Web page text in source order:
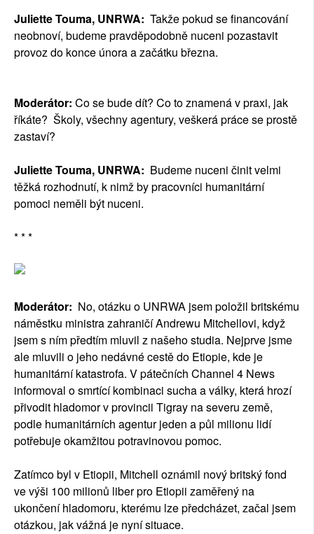
Juliette Touma, UNRWA: Takže pokud se financování
neobnoví, budeme pravděpodobně nuceni pozastavit
provoz do konce února a začátku března.
Moderátor: Co se bude dít? Co to znamená v praxi, jak
říkáte? Školy, všechny agentury, veškerá práce se prostě
zastaví?
Juliette Touma, UNRWA: Budeme nuceni činit velmi
těžká rozhodnutí, k nimž by pracovníci humanitární
pomoci neměli být nuceni.
* * *
Moderátor: No, otázku o UNRWA jsem položil britskému
náměstku ministra zahraničí Andrewu Mitchellovi, když
jsem s ním předtím mluvil z našeho studia. Nejprve jsme
ale mluvili o jeho nedávné cestě do Etiopie, kde je
humanitární katastrofa. V pátečních Channel 4 News
informoval o smrtící kombinaci sucha a války, která hrozí
přivodit hladomor v provincii Tigray na severu země,
podle humanitárních agentur jeden a půl milionu lidí
potřebuje okamžitou potravinovou pomoc.
Zatímco byl v Etiopii, Mitchell oznámil nový britský fond
ve výši 100 milionů liber pro Etiopii zaměřený na
ukončení hladomoru, kterému lze předcházet, začal jsem
otázkou, jak vážná je nyní situace.